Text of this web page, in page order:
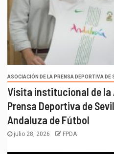
ASOCIACIÓN DE LA PRENSA DEPORTIVA DE
Visita institucional de la
Prensa Deportiva de
Andaluza de Fútbol
julio 28, 2026 FPDA